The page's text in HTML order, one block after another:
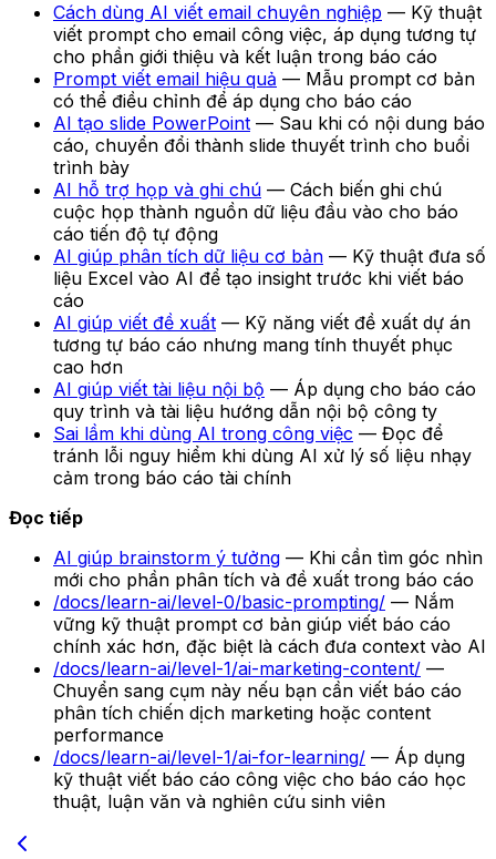
Cách dùng AI viết email chuyên nghiệp — Kỹ thuật
viết prompt cho email công việc, áp dụng tương tự
cho phần giới thiệu và kết luận trong báo cáo
Prompt viết email hiệu quả — Mẫu prompt cơ bản
có thể điều chỉnh để áp dụng cho báo cáo
AI tạo slide PowerPoint — Sau khi có nội dung báo
cáo, chuyển đổi thành slide thuyết trình cho buổi
trình bày
AI hỗ trợ họp và ghi chú — Cách biến ghi chú
cuộc họp thành nguồn dữ liệu đầu vào cho báo
cáo tiến độ tự động
AI giúp phân tích dữ liệu cơ bản — Kỹ thuật đưa số
liệu Excel vào AI để tạo insight trước khi viết báo
cáo
AI giúp viết đề xuất — Kỹ năng viết đề xuất dự án
tương tự báo cáo nhưng mang tính thuyết phục
cao hơn
AI giúp viết tài liệu nội bộ — Áp dụng cho báo cáo
quy trình và tài liệu hướng dẫn nội bộ công ty
Sai lầm khi dùng AI trong công việc — Đọc để
tránh lỗi nguy hiểm khi dùng AI xử lý số liệu nhạy
cảm trong báo cáo tài chính
Đọc tiếp
AI giúp brainstorm ý tưởng — Khi cần tìm góc nhìn
mới cho phần phân tích và đề xuất trong báo cáo
/docs/learn-ai/level-0/basic-prompting/ — Nắm
vững kỹ thuật prompt cơ bản giúp viết báo cáo
chính xác hơn, đặc biệt là cách đưa context vào AI
/docs/learn-ai/level-1/ai-marketing-content/ —
Chuyển sang cụm này nếu bạn cần viết báo cáo
phân tích chiến dịch marketing hoặc content
performance
/docs/learn-ai/level-1/ai-for-learning/ — Áp dụng
kỹ thuật viết báo cáo công việc cho báo cáo học
thuật, luận văn và nghiên cứu sinh viên